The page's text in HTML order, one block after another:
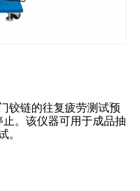
铰链的往复疲劳测试预
。该仪器可用于成品抽